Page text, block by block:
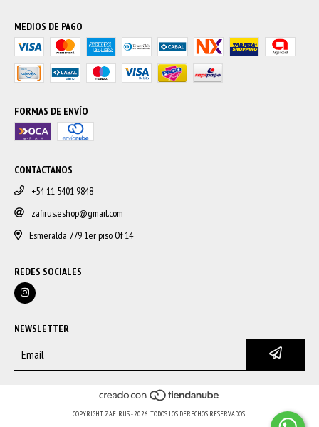
MEDIOS DE PAGO
FORMAS DE ENVÍO
CONTACTANOS
+54 11 5401 9848
zafirus.eshop@gmail.com
Esmeralda 779 1er piso Of 14
REDES SOCIALES
NEWSLETTER
COPYRIGHT ZAFIRUS - 2026. TODOS LOS DERECHOS RESERVADOS.